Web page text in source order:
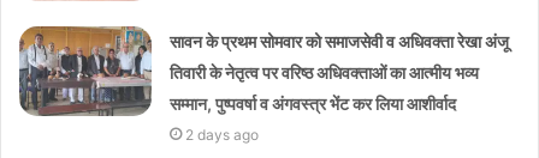
सावन के प्रथम सोमवार को समाजसेवी व अधिवक्ता रेखा अंजू
तिवारी के नेतृत्व पर वरिष्ठ अधिवक्ताओं का आत्मीय भव्य
सम्मान, पुष्पवर्षा व अंगवस्त्र भेंट कर लिया आशीर्वाद
2 days ago